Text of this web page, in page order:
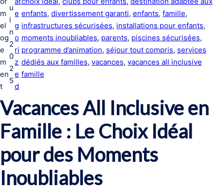
m
el
og
e
m
en
t
u
i
n
2
0
2
5
e
g
o
ri
z
e
d
enfants, divertissement garanti, enfants, famille
infrastructures sécurisées, installations pour enfants
moments inoubliables, parents, piscines sécurisées
programme d’animation, séjour tout compris, services
dédiés aux familles, vacances, vacances all inclusive
famille
Vacances All Inclusive en
Famille : Le Choix Idéal
pour des Moments
Inoubliables